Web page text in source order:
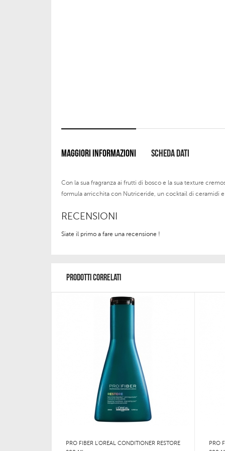
MAGGIORI INFORMAZIONI SCHEDA DATI
Con la sua fragranza ai frutti di bosco e la sua texture
formula arricchita con Nutriceride, un cocktail di ceramidi
RECENSIONI
Siate il primo a fare una recensione !
PRODOTTI CORRELATI
PRO FIBER L'OREAL CONDITIONER RESTORE
PRO